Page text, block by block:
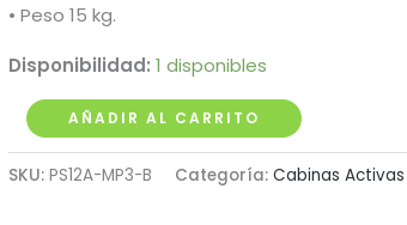
• Peso 15 kg.
Disponibilidad: 1 disponibles
Cabina
Activa
12"
AÑADIR AL CARRITO
SKU: PS12A-MP3-B Categoría: Cabinas Activas